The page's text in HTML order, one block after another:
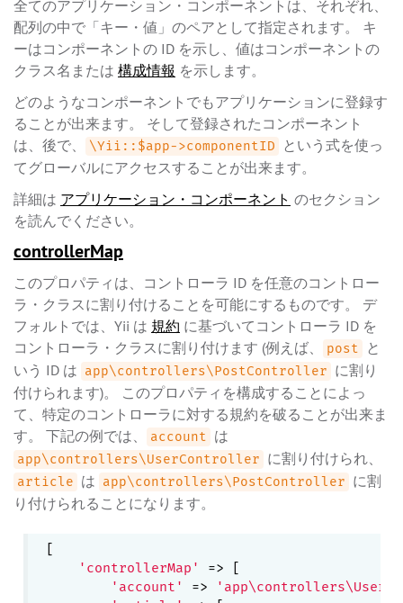
全てのアプリケーション・コンポーネントは、それぞれ、
配列の中で「キー・値」のペアとして指定されます。 キ
ーはコンポーネントの ID を示し、値はコンポーネントの
クラス名または 構成情報 を示します。
どのようなコンポーネントでもアプリケーションに登録す
ることが出来ます。 そして登録されたコンポーネント
は、後で、
\Yii::$app->componentID
という式を使っ
てグローバルにアクセスすることが出来ます。
詳細は アプリケーション・コンポーネント のセクション
を読んでください。
controllerMap
このプロパティは、コントローラ ID を任意のコントロー
ラ・クラスに割り付けることを可能にするものです。 デ
フォルトでは、Yii は 規約 に基づいてコントローラ ID を
コントローラ・クラスに割り付けます (例えば、
post
と
いう ID は app\controllers\PostController に割り
付けられます)。 このプロパティを構成することによっ
て、特定のコントローラに対する規約を破ることが出来ま
す。 下記の例では、
account は
app\controllers\UserController に割り付けられ、
article は app\controllers\PostController に割
り付けられることになります。
[
'controllerMap'
=> [
'account'
=>